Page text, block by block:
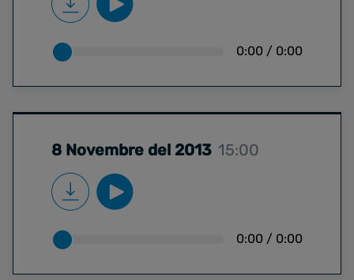
0:00 / 0:00
8 Novembre del 2013 15:00
0:00 / 0:00